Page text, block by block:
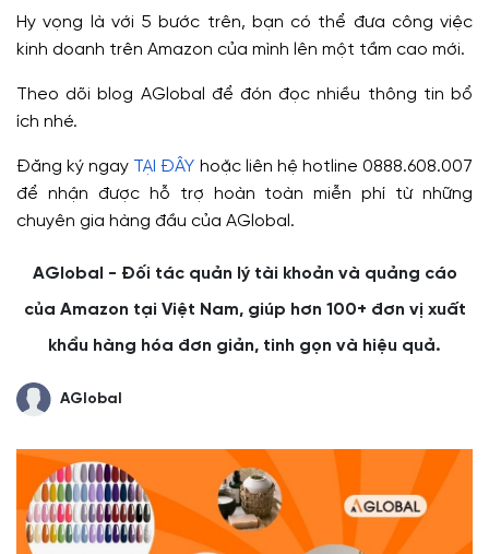
Hy vọng là với 5 bước trên, bạn có thể đưa công việc
kinh doanh trên Amazon của mình lên một tầm cao mới.
Theo dõi blog AGlobal để đón đọc nhiều thông tin bổ
ích nhé.
Đăng ký ngay TẠI ĐÂY hoặc liên hệ hotline 0888.608.007
để nhận được hỗ trợ hoàn toàn miễn phí từ những
chuyên gia hàng đầu của AGlobal.
AGlobal - Đối tác quản lý tài khoản và quảng cáo
của Amazon tại Việt Nam, giúp hơn 100+ đơn vị xuất
khẩu hàng hóa đơn giản, tinh gọn và hiệu quả.
AGlobal